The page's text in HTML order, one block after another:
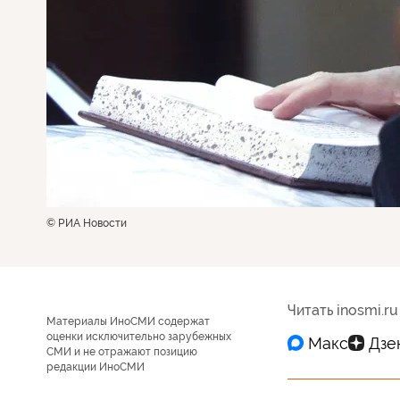
© РИА Новости
Материалы ИноСМИ содержат
оценки исключительно зарубежных
СМИ и не отражают позицию
редакции ИноСМИ
Читать inosmi.ru